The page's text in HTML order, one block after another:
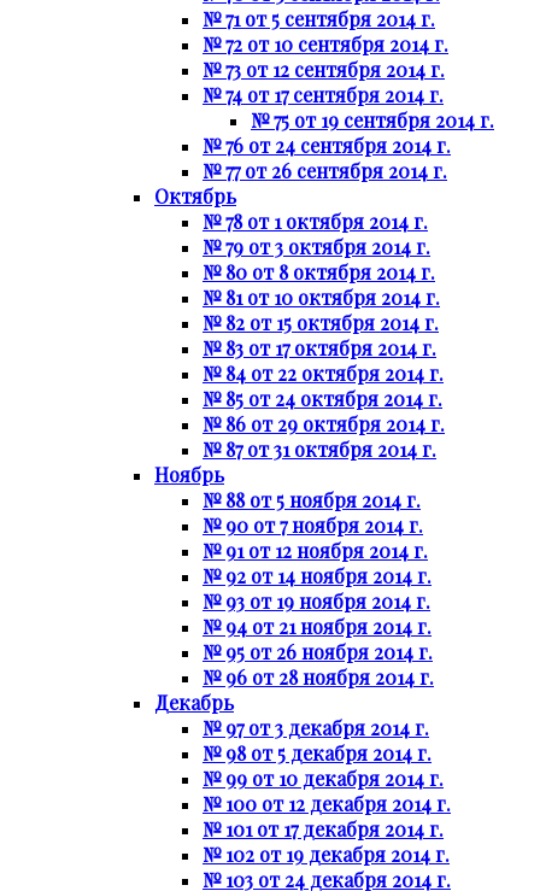
№ 71 от 5 сентября 2014 г.
№ 72 от 10 сентября 2014 г.
№ 73 от 12 сентября 2014 г.
№ 74 от 17 сентября 2014 г.
№ 75 от 19 сентября 2014 г.
№ 76 от 24 сентября 2014 г.
№ 77 от 26 сентября 2014 г.
Октябрь
№ 78 от 1 октября 2014 г.
№ 79 от 3 октября 2014 г.
№ 80 от 8 октября 2014 г.
№ 81 от 10 октября 2014 г.
№ 82 от 15 октября 2014 г.
№ 83 от 17 октября 2014 г.
№ 84 от 22 октября 2014 г.
№ 85 от 24 октября 2014 г.
№ 86 от 29 октября 2014 г.
№ 87 от 31 октября 2014 г.
Ноябрь
№ 88 от 5 ноября 2014 г.
№ 90 от 7 ноября 2014 г.
№ 91 от 12 ноября 2014 г.
№ 92 от 14 ноября 2014 г.
№ 93 от 19 ноября 2014 г.
№ 94 от 21 ноября 2014 г.
№ 95 от 26 ноября 2014 г.
№ 96 от 28 ноября 2014 г.
Декабрь
№ 97 от 3 декабря 2014 г.
№ 98 от 5 декабря 2014 г.
№ 99 от 10 декабря 2014 г.
№ 100 от 12 декабря 2014 г.
№ 101 от 17 декабря 2014 г.
№ 102 от 19 декабря 2014 г.
№ 103 от 24 декабря 2014 г.